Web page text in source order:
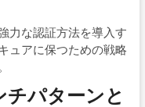
力な認証方法を導入す
ュアに保つための戦略
パターンと